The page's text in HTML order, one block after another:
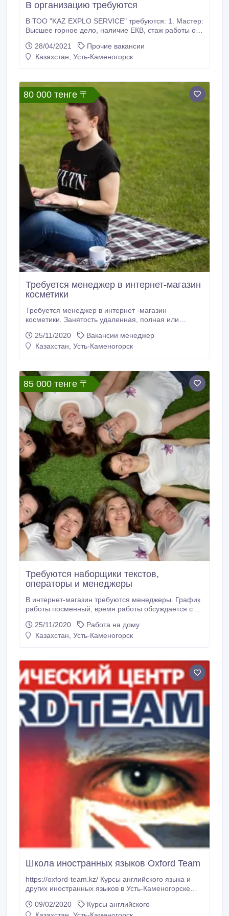
В организацию требуются
В ТОО "KAZ EXPLO SERVICE" требуются: 1. Мастер:
Высшее горное дело, наличие ЕКВ, стаж работы от
характер работы: ведение и контроль буровзрывных
работ. 2. Геодезист (камеральщик): высшее, стаж
28/04/2021
Прочие вакансии
Казахстан, Усть-Каменогорск
80 000 тенге 〒
Требуется менеджер в интернет-магазин
косметики
Требуется менеджер в интернет -магазин
косметики. Занятость удаленная, полная или
собеседовании. Свободный доступ в Интернет
обязателен. Желателен опыт в сфере продаж,
38 лет.
25/11/2020
Вакансии менеджер
Казахстан, Усть-Каменогорск
85 000 тенге 〒
Требуются наборщики текстов,
операторы и менеджеры
В интернет-магазин требуются менеджеры. График
работы посменный, время работы обсуждается с
собеседовании. Работа подойдет мамам в декрете,
людям на длительном больничном. Обязанности:
заказов - ведение отчетности -поддержание
активности в рабочих чатах Условия работы:
-удаленно, в интернет -4 часа ежедневно - Над
вами не будет надзирателя-начальника, поэтому
оплата по факту проведенной работы, сдельно
Требования к кандидату: -грамотная устная и
письменная речь -наличие интернета (ноутбук/
смартфон/планшет) -умение устанавливать
дружеские отношения -умение работать в команде.
25/11/2020
Работа на дому
Казахстан, Усть-Каменогорск
Школа иностранных языков Oxford Team
https://oxford-team.kz/ Курсы английского языка и
других иностранных языков в Усть-Каменогорске
"OXFORD TEAM" преподаватели международного
09/02/2020
Курсы английского